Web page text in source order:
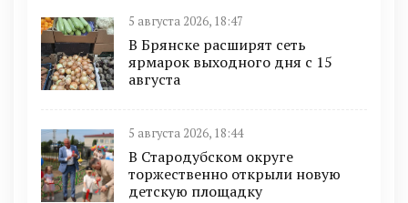
5 августа 2026, 18:47
В Брянске расширят сеть
ярмарок выходного дня с 15
августа
5 августа 2026, 18:44
В Стародубском округе
торжественно открыли новую
детскую площадку